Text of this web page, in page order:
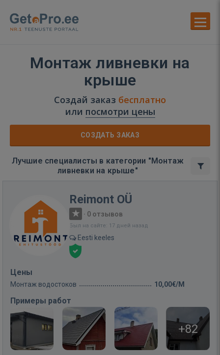
Монтаж ливневки на
крыше
Создай заказ бесплатно
или посмотри цены
СОЗДАТЬ ЗАКАЗ
Лучшие специалисты в категории "Монтаж
ливневки на крыше"
Reimont OÜ
· 0 отзывов
Был на сайте: 17 дней назад
Eesti keeles
Цены
Монтаж водостоков 10,00€/M
Примеры работ
+82